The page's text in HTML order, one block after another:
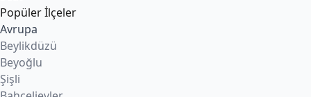
Popüler İlçeler
Avrupa
Beylikdüzü
Beyoğlu
Şişli